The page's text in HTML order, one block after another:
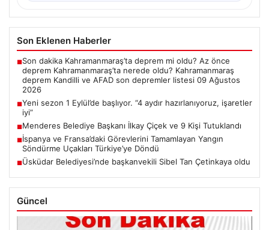
Son Eklenen Haberler
■Son dakika Kahramanmaraş’ta deprem mi oldu? Az önce
deprem Kahramanmaraş’ta nerede oldu? Kahramanmaraş
deprem Kandilli ve AFAD son depremler listesi 09 Ağustos
2026
■Yeni sezon 1 Eylül’de başlıyor. “4 aydır hazırlanıyoruz, işaretler
iyi”
■Menderes Belediye Başkanı İlkay Çiçek ve 9 Kişi Tutuklandı
■İspanya ve Fransa’daki Görevlerini Tamamlayan Yangın
Söndürme Uçakları Türkiye’ye Döndü
■Üsküdar Belediyesi’nde başkanvekili Sibel Tan Çetinkaya oldu
Güncel